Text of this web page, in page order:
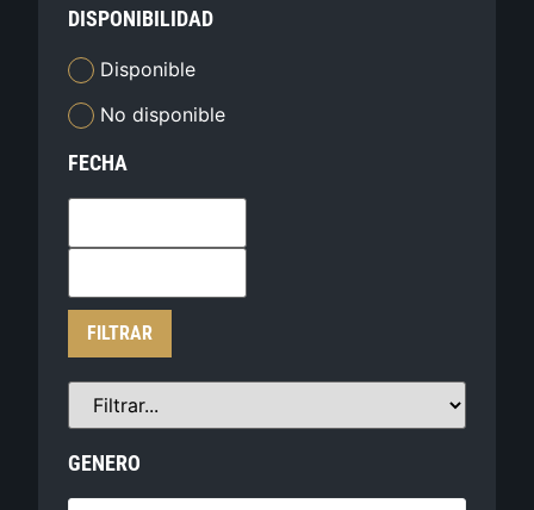
DISPONIBILIDAD
Disponible
No disponible
FECHA
FILTRAR
GENERO